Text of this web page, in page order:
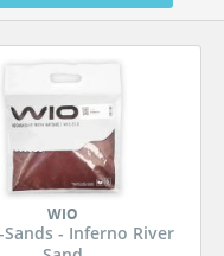
WIO
Sands - Inferno River